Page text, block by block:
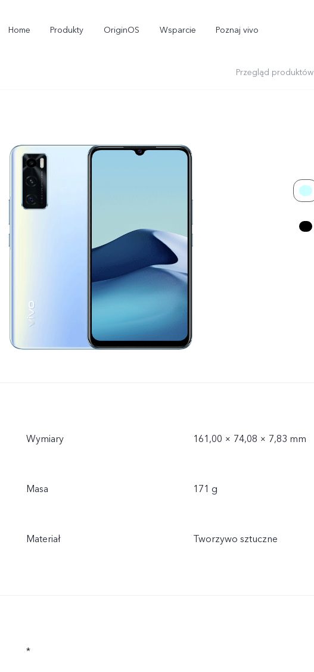
Home Produkty OriginOS Wsparcie Poznaj vivo
X300 Pro Nowe:
Przegląd produktów
Wymiary 161,00 × 74,08 × 7,83 mm
Masa 171 g
Materiał Tworzywo sztuczne
*